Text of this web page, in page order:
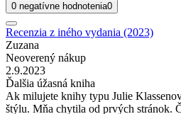
0 negatívne hodnotenia0
Recenzia z iného vydania (2023)
Zuzana
Neoverený nákup
2.9.2023
Ďalšia úžasná kniha
Ak milujete knihy typu Julie
štýlu. Mňa chytila od prvých stránok.